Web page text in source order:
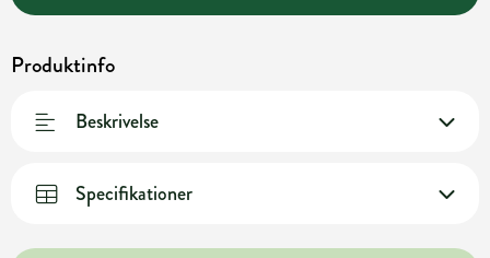
Produktinfo
Beskrivelse
Specifikationer